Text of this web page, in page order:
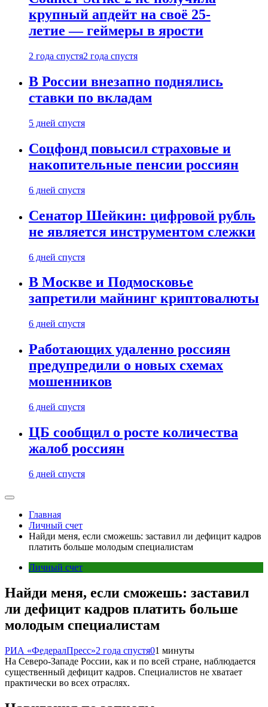
крупный апдейт на своё 25-
летие — геймеры в ярости
2 года спустя2 года спустя
В России внезапно поднялись
ставки по вкладам
5 дней спустя
Соцфонд повысил страховые и
накопительные пенсии россиян
6 дней спустя
Сенатор Шейкин: цифровой рубль
не является инструментом слежки
6 дней спустя
В Москве и Подмосковье
запретили майнинг криптовалюты
6 дней спустя
Работающих удаленно россиян
предупредили о новых схемах
мошенников
6 дней спустя
ЦБ сообщил о росте количества
жалоб россиян
6 дней спустя
Главная
Личный счет
Найди меня, если сможешь: заставил ли дефицит кадров
платить больше молодым специалистам
Личный счет
Найди меня, если сможешь: заставил
ли дефицит кадров платить больше
молодым специалистам
РИА «ФедералПресс»2 года спустя01 минуты
На Северо-Западе России, как и по всей стране, наблюдается
существенный дефицит кадров. Специалистов не хватает
практически во всех отраслях.